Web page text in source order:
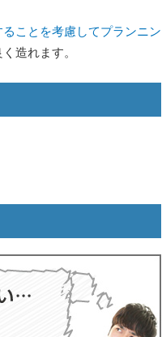
ことを考慮してプランニン
造れます。